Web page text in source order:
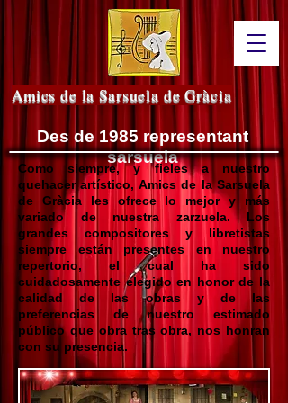
Amics de la Sarsuela de Gràcia
Des de 1985 representant
sarsuela
Como siempre, y fieles a nuestro
quehacer artístico, Amics de la Sarsuela
de Gràcia les ofrece lo mejor y más
variado de nuestra zarzuela. Los
grandes compositores y libretistas
siempre están presentes en nuestro
repertorio, el cual ha sido
cuidadosamente elegido en honor de la
calidad de las obras y de las
preferencias de nuestro estimado
público que obra tras obra, nos honran
con su presencia.